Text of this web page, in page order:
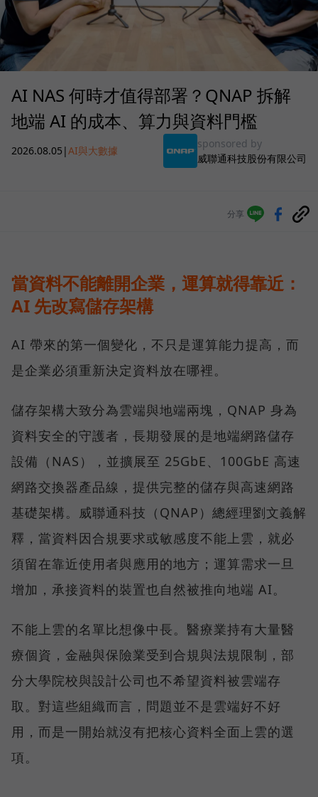
AI NAS 何時才值得部署？QNAP 拆解
地端 AI 的成本、算力與資料門檻
2026.08.05 |AI與大數據
sponsored by
威聯通科技股份有限公司
分享
當資料不能離開企業，運算就得靠近：
AI 先改寫儲存架構
AI 帶來的第一個變化，不只是運算能力提高，而
是企業必須重新決定資料放在哪裡。
儲存架構大致分為雲端與地端兩塊，QNAP 身為
資料安全的守護者，長期發展的是地端網路儲存
設備（NAS），並擴展至 25GbE、100GbE 高速
網路交換器產品線，提供完整的儲存與高速網路
基礎架構。威聯通科技（QNAP）總經理劉文義解
釋，當資料因合規要求或敏感度不能上雲，就必
須留在靠近使用者與應用的地方；運算需求一旦
增加，承接資料的裝置也自然被推向地端 AI。
不能上雲的名單比想像中長。醫療業持有大量醫
療個資，金融與保險業受到合規與法規限制，部
分大學院校與設計公司也不希望資料被雲端存
取。對這些組織而言，問題並不是雲端好不好
用，而是一開始就沒有把核心資料全面上雲的選
項。